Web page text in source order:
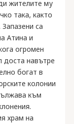
жителите му
така, както
са
Атина и
огромен
доста навътре
богат в
колонии
към
храм на